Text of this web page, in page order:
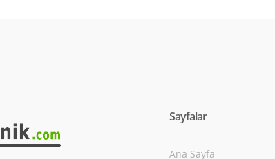
Sayfalar
Ana Sayfa